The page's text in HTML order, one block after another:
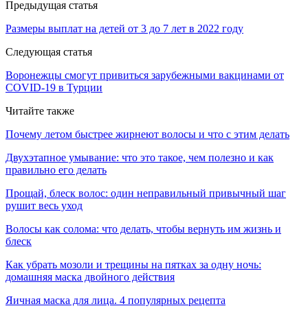
Предыдущая статья
Размеры выплат на детей от 3 до 7 лет в 2022 году
Следующая статья
Воронежцы смогут привиться зарубежными вакцинами от
COVID-19 в Турции
Читайте также
Почему летом быстрее жирнеют волосы и что с этим делать
Двухэтапное умывание: что это такое, чем полезно и как
правильно его делать
Прощай, блеск волос: один неправильный привычный шаг
рушит весь уход
Волосы как солома: что делать, чтобы вернуть им жизнь и
блеск
Как убрать мозоли и трещины на пятках за одну ночь:
домашняя маска двойного действия
Яичная маска для лица. 4 популярных рецепта